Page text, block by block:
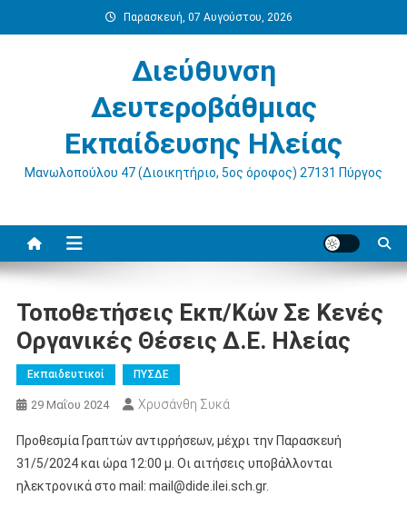
στο
Παρασκευή, 07 Αυγούστου, 2026
Διεύθυνση
Δευτεροβάθμιας
Εκπαίδευσης Ηλείας
Μανωλοπούλου 47 (Διοικητήριο, 5ος όροφος) 27131 Πύργος
Τοποθετήσεις Εκπ/κών Σε Κενές
Οργανικές Θέσεις Δ.Ε. Ηλείας
Εκπαιδευτικοί ΠΥΣΔΕ
29 Μαΐου 2024 Χρυσάνθη Συκά
Προθεσμία Γραπτών αντιρρήσεων, μέχρι την Παρασκευή
31/5/2024 και ώρα 12:00 μ. Οι αιτήσεις υποβάλλονται
ηλεκτρονικά στο mail: mail@dide.ilei.sch.gr.